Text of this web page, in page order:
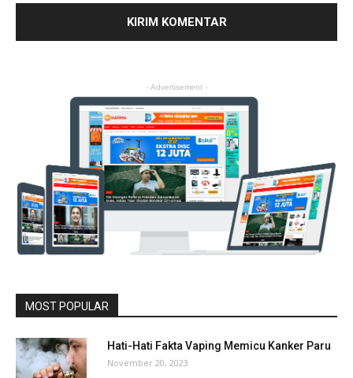
- Advertisement -
MOST POPULAR
Hati-Hati Fakta Vaping Memicu Kanker Paru
November 20, 2023